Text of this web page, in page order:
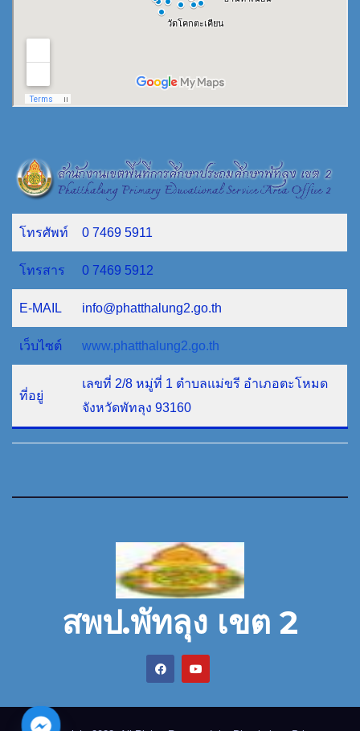
โทรศัพท์ 0 7469 5911
โทรสาร 0 7469 5912
E-MAIL info@phatthalung2.go.th
เว็บไซต์ www.phatthalung2.go.th
ที่อยู่
เลขที่ 2/8 หมู่ที่ 1 ตำบลแม่ขรี อำเภอตะโหมด
จังหวัดพัทลุง 93160
สพป.พัทลุง เขต 2